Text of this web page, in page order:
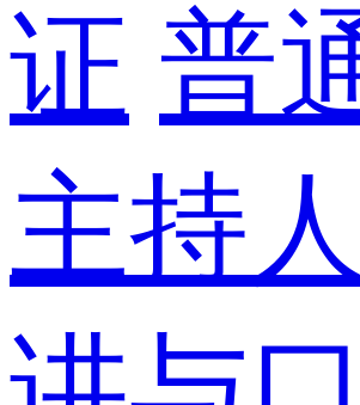
证 普
主持